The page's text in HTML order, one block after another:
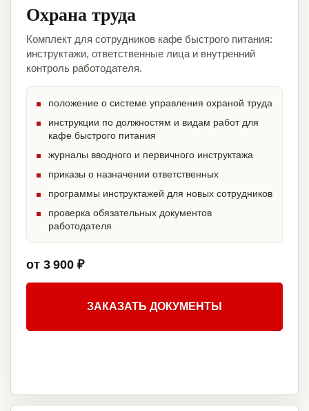
Охрана труда
Комплект для сотрудников кафе быстрого питания:
инструктажи, ответственные лица и внутренний
контроль работодателя.
положение о системе управления охраной труда
инструкции по должностям и видам работ для
кафе быстрого питания
журналы вводного и первичного инструктажа
приказы о назначении ответственных
программы инструктажей для новых сотрудников
проверка обязательных документов
работодателя
от 3 900 ₽
ЗАКАЗАТЬ ДОКУМЕНТЫ